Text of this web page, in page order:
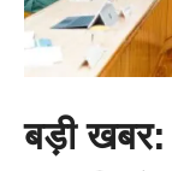
बड़ी खबर: